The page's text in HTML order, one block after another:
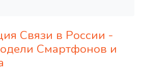
Связи в России -
Смартфонов и